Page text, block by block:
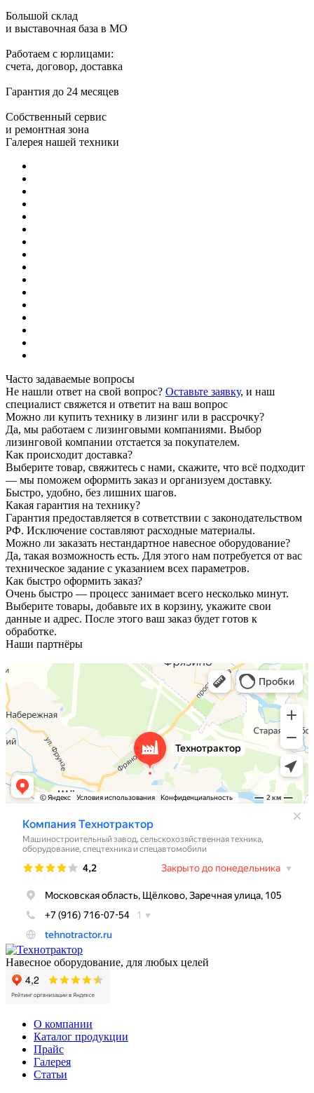
Большой склад
и выставочная база в МО
Работаем с юрлицами:
счета, договор, доставка
Гарантия до 24 месяцев
Собственный сервис
и ремонтная зона
Галерея нашей техники
Часто задаваемые вопросы
Не нашли ответ на свой вопрос? Оставьте заявку, и наш
специалист свяжется и ответит на ваш вопрос
Можно ли купить технику в лизинг или в рассрочку?
Да, мы работаем с лизинговыми компаниями. Выбор
лизинговой компании отстается за покупателем.
Как происходит доставка?
Выберите товар, свяжитесь с нами, скажите, что всё подходит
— мы поможем оформить заказ и организуем доставку.
Быстро, удобно, без лишних шагов.
Какая гарантия на технику?
Гарантия предоставляется в сответствии с законодательством
РФ. Исключение составляют расходные материалы.
Можно ли заказать нестандартное навесное оборудование?
Да, такая возможность есть. Для этого нам потребуется от вас
техническое задание с указанием всех параметров.
Как быстро оформить заказ?
Очень быстро — процесс занимает всего несколько минут.
Выберите товары, добавьте их в корзину, укажите свои
данные и адрес. После этого ваш заказ будет готов к
обработке.
Наши партнёры
Навесное оборудование, для любых целей
О компании
Каталог продукции
Прайс
Галерея
Статьи